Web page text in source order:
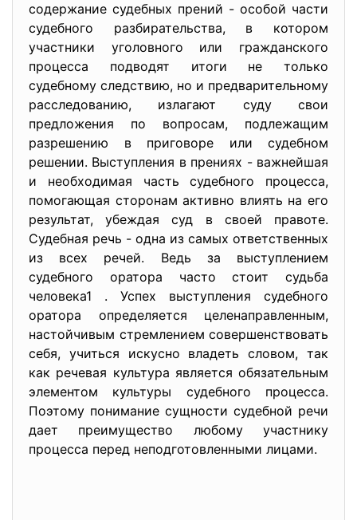
содержание судебных прений - особой части
судебного разбирательства, в котором
участники уголовного или гражданского
процесса подводят итоги не только
судебному следствию, но и предварительному
расследованию, излагают суду свои
предложения по вопросам, подлежащим
разрешению в приговоре или судебном
решении. Выступления в прениях - важнейшая
и необходимая часть судебного процесса,
помогающая сторонам активно влиять на его
результат, убеждая суд в своей правоте.
Судебная речь - одна из самых ответственных
из всех речей. Ведь за выступлением
судебного оратора часто стоит судьба
человека1 . Успех выступления судебного
оратора определяется целенаправленным,
настойчивым стремлением совершенствовать
себя, учиться искусно владеть словом, так
как речевая культура является обязательным
элементом культуры судебного процесса.
Поэтому понимание сущности судебной речи
дает преимущество любому участнику
процесса перед неподготовленными лицами.